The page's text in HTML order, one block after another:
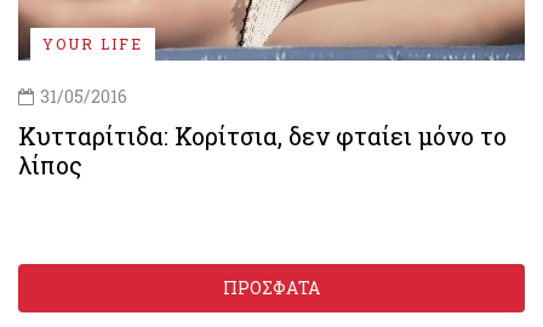
YOUR LIFE
31/05/2016
Κυτταρίτιδα: Κορίτσια, δεν φταίει μόνο το
λίπος
ΠΡΟΣΦΑΤΑ